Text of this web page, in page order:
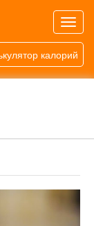
калорий